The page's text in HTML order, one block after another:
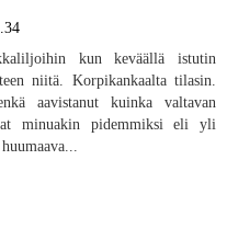
kun keväällä istutin
niitä. Korpikankaalta tilasin.
aavistanut kuinka valtavan
minuakin pidemmiksi eli yli